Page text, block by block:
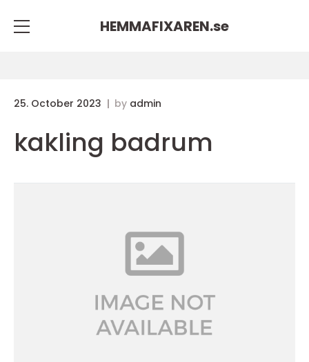
HEMMAFIXAREN.se
25. October 2023 by admin
kakling badrum